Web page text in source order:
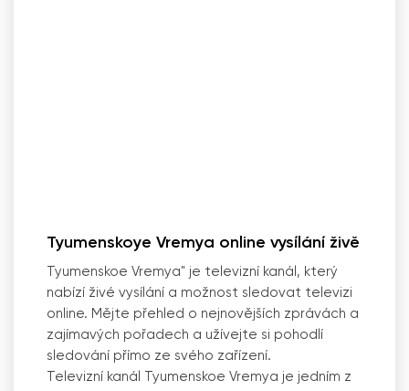
Tyumenskoye Vremya online vysílání živě
Tyumenskoe Vremya" je televizní kanál, který
nabízí živé vysílání a možnost sledovat televizi
online. Mějte přehled o nejnovějších zprávách a
zajímavých pořadech a užívejte si pohodlí
sledování přímo ze svého zařízení.
Televizní kanál Tyumenskoe Vremya je jedním z